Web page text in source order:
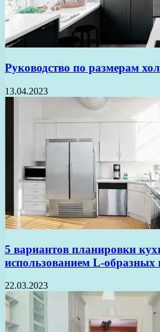
Руководство по размерам
13.04.2023
5 вариантов планировки
использованием L-образных
22.03.2023